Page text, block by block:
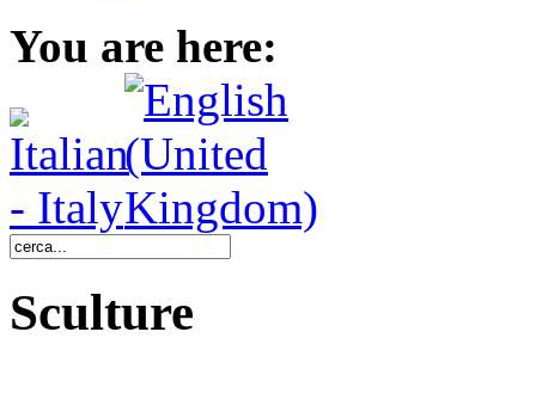
You are here:
Sculture